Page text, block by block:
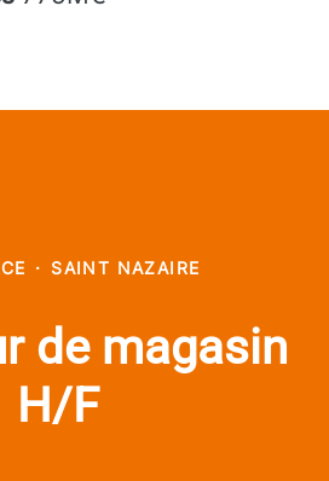
· SAINT NAZAIRE
de magasin
H/F